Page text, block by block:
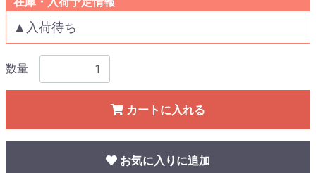
▲入荷待ち
数量
カートに入れる
お気に入りに追加